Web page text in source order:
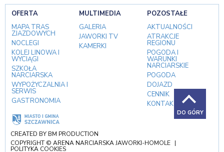
OFERTA
MAPA TRAS
ZJAZDOWYCH
NOCLEGI
KOLEJ LINOWA I
WYCIĄGI
SZKOŁA
NARCIARSKA
WYPOŻYCZALNIA I
SERWIS
GASTRONOMIA
MULTIMEDIA
GALERIA
JAWORKI TV
KAMERKI
POZOSTAŁE
AKTUALNOŚCI
ATRAKCJE
REGIONU
POGODA I
WARUNKI
NARCIARSKIE
POGODA
DOJAZD
CENNIK
KONTAKT
CREATED BY BM PRODUCTION
COPYRIGHT © ARENA NARCIARSKA JAWORKI-HOMOLE |
POLITYKA COOKIES
DO GÓRY